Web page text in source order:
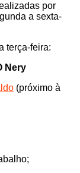
por
a sexta-
terça-feira:
Nery
(próximo à